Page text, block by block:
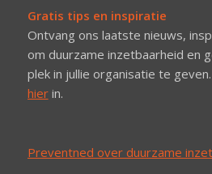
Gratis tips en inspiratie
Ontvang ons laatste nieuws,
om duurzame inzetbaarheid en
plek in jullie organisatie te
hierin.
Preventned over duurzame